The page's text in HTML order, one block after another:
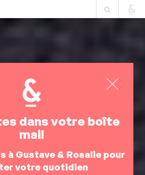
dans votre boîte
mail
à Gustave & Rosalie pour
votre quotidien